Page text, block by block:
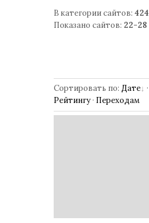
В категории сайтов: 424
Показано сайтов: 22-28
Сортировать по: Дате ·
Рейтингу· Переходам